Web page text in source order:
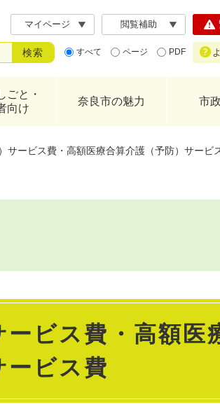
マイページ 閲覧補助
すべて ページ PDF
ごと・
向け
奈良市の魅力 市
サービス費・高額医療合算介護（予防）サービ
ビス費・高額医
ービス費